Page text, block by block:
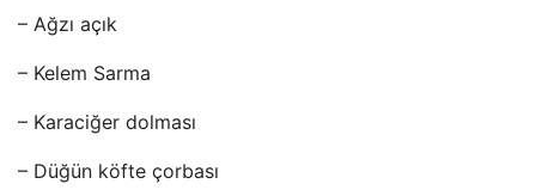
– Ağzı açık
– Kelem Sarma
– Karaciğer dolması
– Düğün köfte çorbası